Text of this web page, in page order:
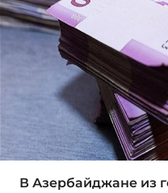
В Азербайджане из